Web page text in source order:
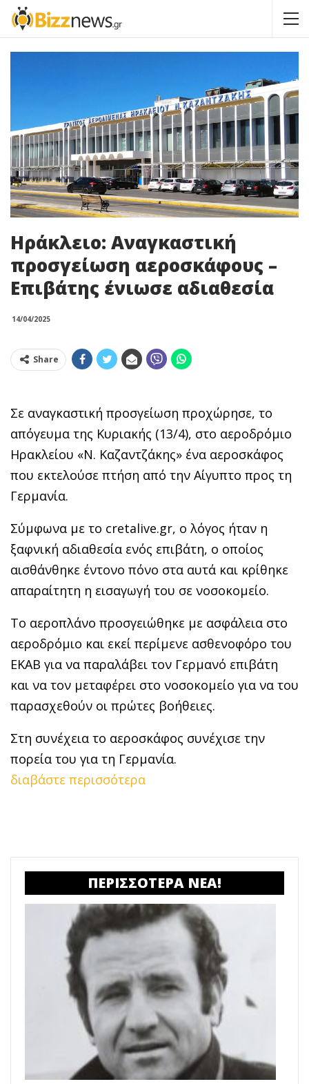
Ηράκλειο: Αναγκαστική
προσγείωση αεροσκάφους –
Επιβάτης ένιωσε αδιαθεσία
14/04/2025
Share
Σε αναγκαστική προσγείωση προχώρησε, το
απόγευμα της Κυριακής (13/4), στο αεροδρόμιο
Ηρακλείου «Ν. Καζαντζάκης» ένα αεροσκάφος
που εκτελούσε πτήση από την Αίγυπτο προς τη
Γερμανία.
Σύμφωνα με το cretalive.gr, ο λόγος ήταν η
ξαφνική αδιαθεσία ενός επιβάτη, ο οποίος
αισθάνθηκε έντονο πόνο στα αυτά και κρίθηκε
απαραίτητη η εισαγωγή του σε νοσοκομείο.
Το αεροπλάνο προσγειώθηκε με ασφάλεια στο
αεροδρόμιο και εκεί περίμενε ασθενοφόρο του
ΕΚΑΒ για να παραλάβει τον Γερμανό επιβάτη
και να τον μεταφέρει στο νοσοκομείο για να του
παρασχεθούν οι πρώτες βοήθειες.
Στη συνέχεια το αεροσκάφος συνέχισε την
πορεία του για τη Γερμανία.
διαβάστε περισσότερα
ΠΕΡΙΣΣΟΤΕΡΑ ΝΕΑ!